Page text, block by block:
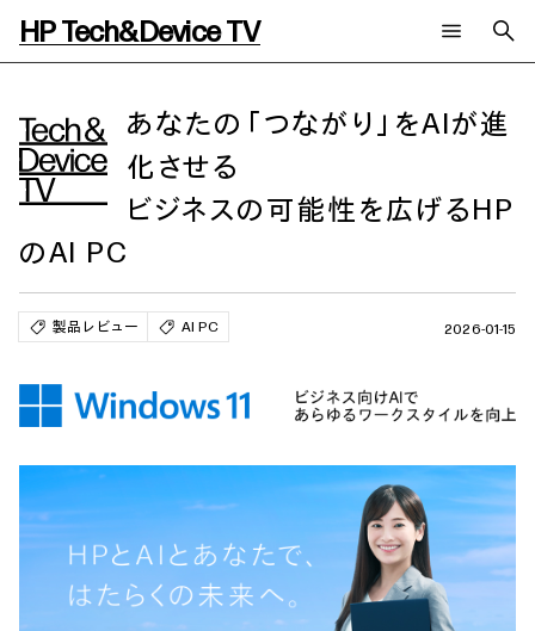
HP Tech&Device TV
全てのコンテンツ
チャンネル
AIの進化と活用事例
製品トレンド & レビュー
教育とテクノロジー
自治体・公共
ワークステーション
プリンター
事例
AIワークステーション
タグ一覧
イベント・セミナー情報
コラム一覧
日本HP 公式Webサイト
HP Tech&Device TV 内のコンテンツを検索します。
あなたの「つながり」をAIが進
化させる
ビジネスの可能性を広げるHP
のAI PC
製品レビュー AI PC 2026-01-15